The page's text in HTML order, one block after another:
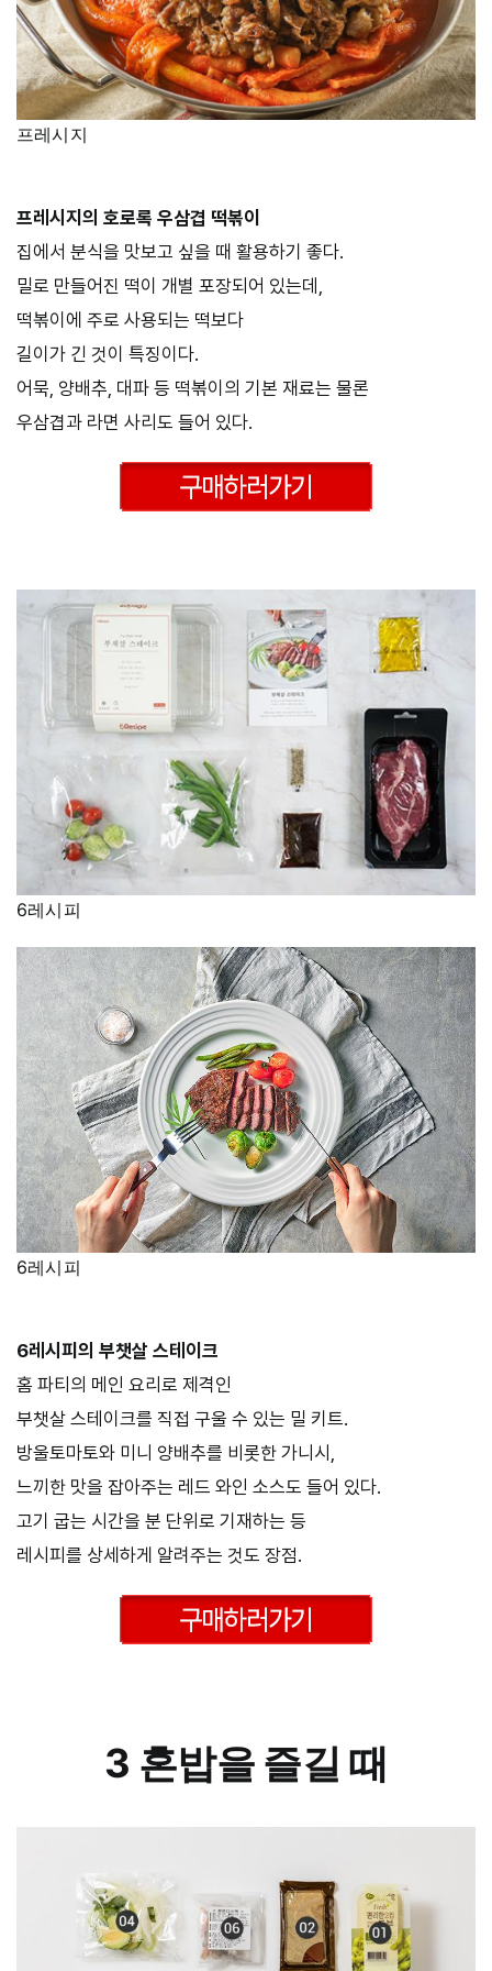
프레시지
프레시지의 호로록 우삼겹 떡볶이
집에서 분식을 맛보고 싶을 때 활용하기 좋다.
밀로 만들어진 떡이 개별 포장되어 있는데,
떡볶이에 주로 사용되는 떡보다
길이가 긴 것이 특징이다.
어묵, 양배추, 대파 등 떡볶이의 기본 재료는 물론
우삼겹과 라면 사리도 들어 있다.
6레시피
6레시피
6레시피의 부챗살 스테이크
홈 파티의 메인 요리로 제격인
부챗살 스테이크를 직접 구울 수 있는 밀 키트.
방울토마토와 미니 양배추를 비롯한 가니시,
느끼한 맛을 잡아주는 레드 와인 소스도 들어 있다.
고기 굽는 시간을 분 단위로 기재하는 등
레시피를 상세하게 알려주는 것도 장점.
3 혼밥을 즐길 때